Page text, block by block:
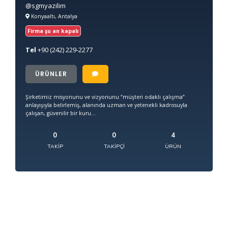
@sgmyazilim
Konyaaltı, Antalya
Firma şu an kapalı
Tel +90(242) 229-2277
ÜRÜNLER
Şirketimiz misyonunu ve vizyonunu “müşteri odaklı çalışma”
anlayışıyla belirlemiş, alanında uzman ve yetenekli kadrosuyla
çalışan, güvenilir bir kuru...
0
TAKIP
0
TAKIPÇI
4
ÜRÜN